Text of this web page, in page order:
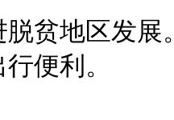
地区发展
便利。